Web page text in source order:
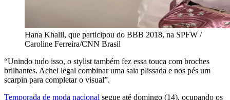
Hana Khalil, que participou do BBB 2018, na SPFW /
Caroline Ferreira/CNN Brasil
“Unindo tudo isso, o stylist também fez essa touca com broches
brilhantes. Achei legal combinar uma saia plissada e nos pés um
scarpin para completar o visual”.
Temporada de moda nacional segue até domingo (14), ocupando os